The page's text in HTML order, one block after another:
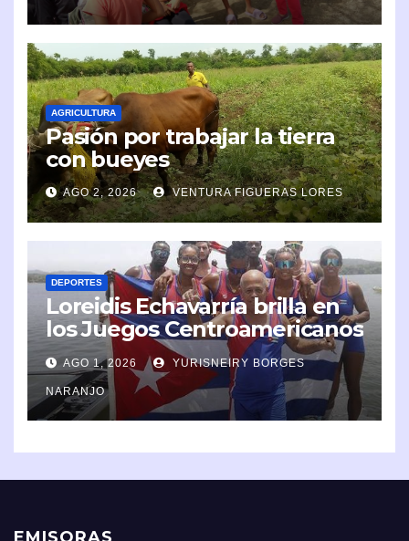
AGRICULTURA
Pasión por trabajar la tierra
con bueyes
AGO 2, 2026 VENTURA FIGUERAS LORES
DEPORTES
Loreidis Echavarría brilla en
los Juegos Centroamericanos
y del Caribe 2026
AGO 1, 2026 YURISNEIRY BORGES
NARANJO